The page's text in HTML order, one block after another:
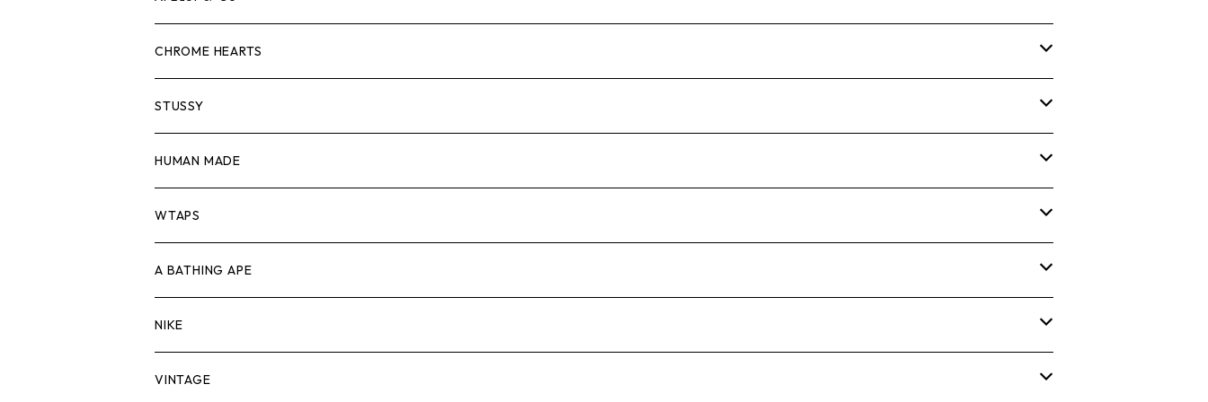
スウェット/ニット
シャツ
ジャケット
パンツ
キャップ・ハット
バッグ
シューズ
ロンTEE
スウェット/ニット
シャツ
ジャケット
パンツ
キャップ・ハット
バッグ
Tシャツ
ロンTEE
スウェット/ニット
シャツ
ジャケット
パンツ
キャップ・ハット
CHROME HEARTS
Tシャツ
ロンTEE
スウェット/ニット
シャツ
ジャケット
パンツ
STUSSY
Tシャツ
ロンTEE
スウェット/ニット
シャツ
ジャケット
HUMAN MADE
Tシャツ
ロンT
スウェット/ニット
シャツ
WTAPS
Tシャツ
ロンTEE
スウェット/ニット
A BATHING APE
Tシャツ
ロンTEE
NIKE
シューズ
VINTAGE